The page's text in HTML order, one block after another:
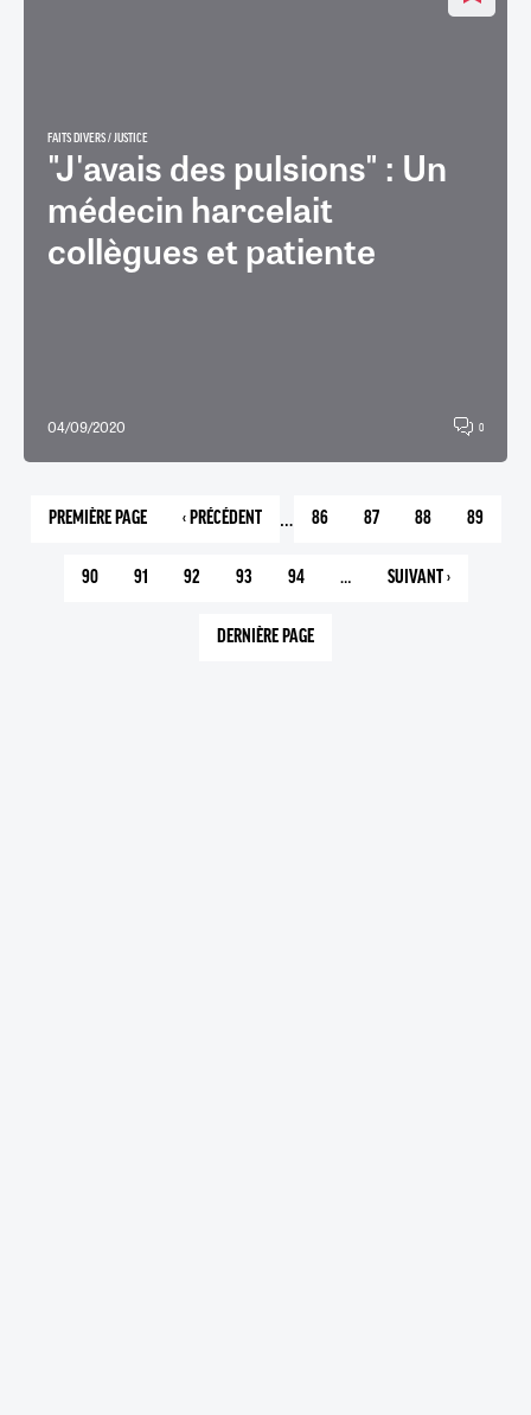
FAITS DIVERS / JUSTICE
"J'avais des pulsions" : Un
médecin harcelait
collègues et patiente
04/09/2020 0
PREMIÈRE PAGE
1
PAGE
‹ PRÉCÉDENT … PAGE
86 PAGE
87 PAGE
88 PAGE
89
PAGE
90 PAGE
91 PAGE
92 PAGE
93 PAGE
94 …
PAGE
SUIVANT ›
DERNIÈRE PAGE
145